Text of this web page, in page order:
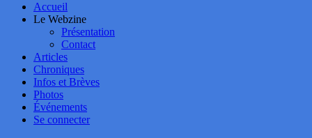
Accueil
Le Webzine
Présentation
Contact
Articles
Chroniques
Infos et Brèves
Photos
Événements
Se connecter